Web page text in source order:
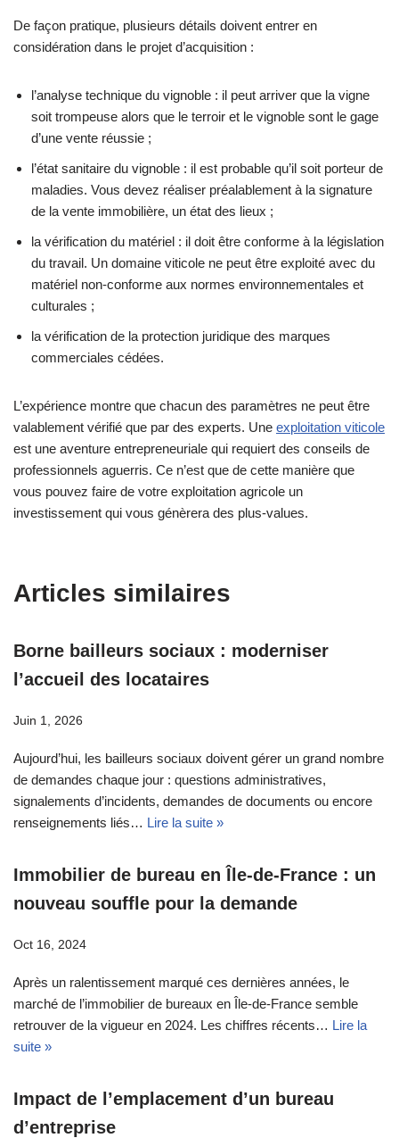
De façon pratique, plusieurs détails doivent entrer en
considération dans le projet d’acquisition :
l’analyse technique du vignoble : il peut arriver que la vigne
soit trompeuse alors que le terroir et le vignoble sont le gage
d’une vente réussie ;
l’état sanitaire du vignoble : il est probable qu’il soit porteur de
maladies. Vous devez réaliser préalablement à la signature
de la vente immobilière, un état des lieux ;
la vérification du matériel : il doit être conforme à la législation
du travail. Un domaine viticole ne peut être exploité avec du
matériel non-conforme aux normes environnementales et
culturales ;
la vérification de la protection juridique des marques
commerciales cédées.
L’expérience montre que chacun des paramètres ne peut être
valablement vérifié que par des experts. Une exploitation viticole
est une aventure entrepreneuriale qui requiert des conseils de
professionnels aguerris. Ce n’est que de cette manière que
vous pouvez faire de votre exploitation agricole un
investissement qui vous génèrera des plus-values.
Articles similaires
Borne bailleurs sociaux : moderniser
l’accueil des locataires
Juin 1, 2026
Aujourd’hui, les bailleurs sociaux doivent gérer un grand nombre
de demandes chaque jour : questions administratives,
signalements d’incidents, demandes de documents ou encore
renseignements liés… Lire la suite »
Immobilier de bureau en Île-de-France : un
nouveau souffle pour la demande
Oct 16, 2024
Après un ralentissement marqué ces dernières années, le
marché de l’immobilier de bureaux en Île-de-France semble
retrouver de la vigueur en 2024. Les chiffres récents… Lire la
suite »
Impact de l’emplacement d’un bureau
d’entreprise